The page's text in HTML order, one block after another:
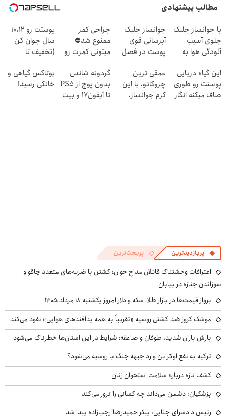
مطالب پیشنهادی
با جوانساز جلبک
جلوی آسیب
آلودگی هوا به
(تخفیف تا
امشب)
جوانساز جلبک
آبرسانی قوی
پوست در فصل
جراحی کمر
ممنوع شد⛔
میتونی کمرت رو
کنی! 👈🏻
پرسش‌نامه
پوستت رو 10،12
سال جوان کن
(تخفیف تا
این گیاه دریایی
پوستت رو طوری
صاف میکنه انگار
عمقی ترین
چروکاتو، با این
کرم جوانساز،
گردونه شانس
بدون پوچ از PS5
تا آیفون17 و بیت
بوتاکس گیاهی و
خانگی رسید!
پربازدیدترین پربحث‌ترین
اعترافات وحشتناک قاتلان مداح جوان؛ کشتن با ضربه‌های متعدد چاقو و
سوزاندن جنازه در بیابان
پرواز قیمت‌ها در بازار طلا، سکه و دلار امروز یکشنبه ۱۸ مرداد ۱۴۰۵
موشک کروز ضد کشتی روسیه «تقریباً به همه پدافندهای هوایی» نفوذ می‌کند
بارش باران شدید، طوفان و صاعقه؛ شرایط در این استان‌ها خطرناک می‌شود
ترکیه به نفع اوکراین وارد جبهه جنگ با روسیه می‌شود؟
کشف تازه درباره سلامت استخوان زنان
پزشکیان: دشمن می‌داند چه کسانی را ترور می‌کند
رئیس دادسرای جنایی: پیکر حمیدرضا رجب‌زاده پیدا شد